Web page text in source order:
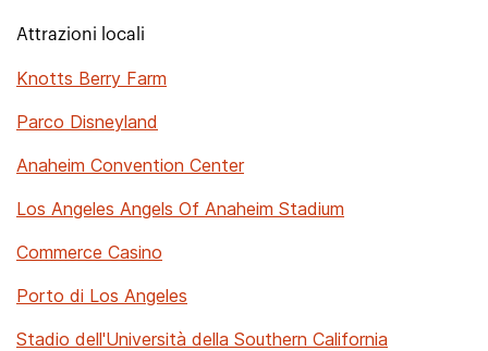
Attrazioni locali
Knotts Berry Farm
Parco Disneyland
Anaheim Convention Center
Los Angeles Angels Of Anaheim Stadium
Commerce Casino
Porto di Los Angeles
Stadio dell'Università della Southern California